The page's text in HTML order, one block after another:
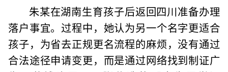
朱某在湖南生育孩子后返回四川准备办理
落户事宜。过程中，她认为另一个名字更适合
孩子，为省去正规更名流程的麻烦，没有通过
合法途径申请变更，而是通过网络找到制证广